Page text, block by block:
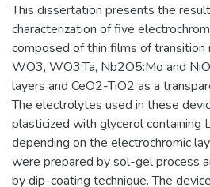
This dissertation presents the
characterization of five
composed of thin films of transition
WO3, WO3:Ta, Nb2O5:Mo and
layers and CeO2-TiO2 as a
The electrolytes used in these
plasticized with glycerol containing
depending on the electrochromic
were prepared by sol-gel process
by dip-coating technique. The